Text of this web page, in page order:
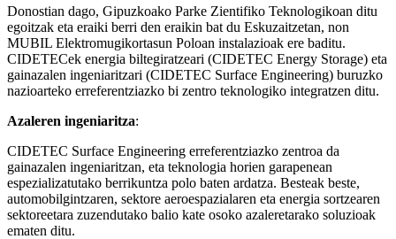
Donostian dago, Gipuzkoako Parke Zientifiko Teknologikoan ditu
egoitzak eta eraiki berri den eraikin bat du Eskuzaitzetan, non
MUBIL Elektromugikortasun Poloan instalazioak ere baditu.
CIDETECek energia biltegiratzeari (CIDETEC Energy Storage) eta
gainazalen ingeniaritzari (CIDETEC Surface Engineering) buruzko
nazioarteko erreferentziazko bi zentro teknologiko integratzen ditu.
Azaleren ingeniaritza:
CIDETEC Surface Engineering erreferentziazko zentroa da
gainazalen ingeniaritzan, eta teknologia horien garapenean
espezializatutako berrikuntza polo baten ardatza. Besteak beste,
automobilgintzaren, sektore aeroespazialaren eta energia sortzearen
sektoreetara zuzendutako balio kate osoko azaleretarako soluzioak
ematen ditu.